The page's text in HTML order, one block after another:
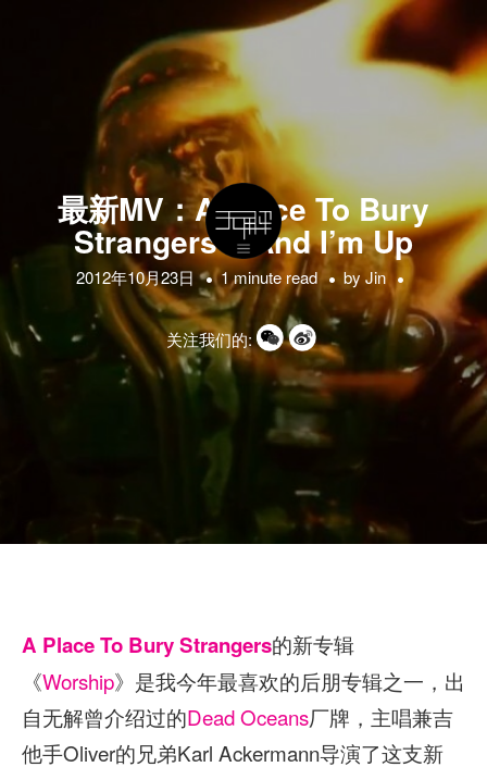
最新MV：A Place To Bury
Strangers – And I’m Up
2012年10月23日 1 minute read by Jin
关注我们的:
A Place To Bury Strangers的新专辑
《Worship》是我今年最喜欢的后朋专辑之一，出
自无解曾介绍过的Dead Oceans厂牌，主唱兼吉
他手Oliver的兄弟Karl Ackermann导演了这支新